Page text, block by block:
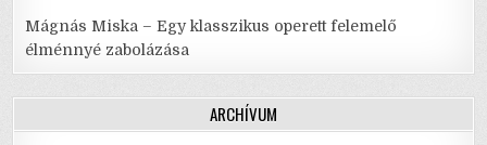
Mágnás Miska – Egy klasszikus operett felemelő
élménnyé zabolázása
ARCHÍVUM